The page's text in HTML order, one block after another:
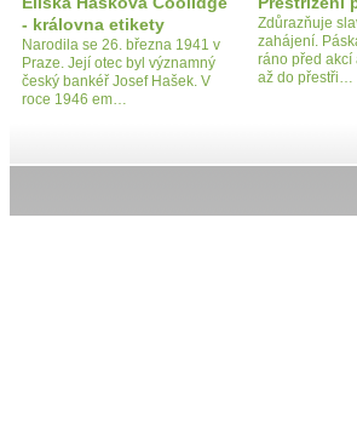
- královna etikety
Narodila se 26. března 1941 v
Praze. Její otec byl významný
český bankéř Josef Hašek. V
roce 1946 em…
Zdůrazňuje
zahájení.
ráno před akcí
až do přestři…